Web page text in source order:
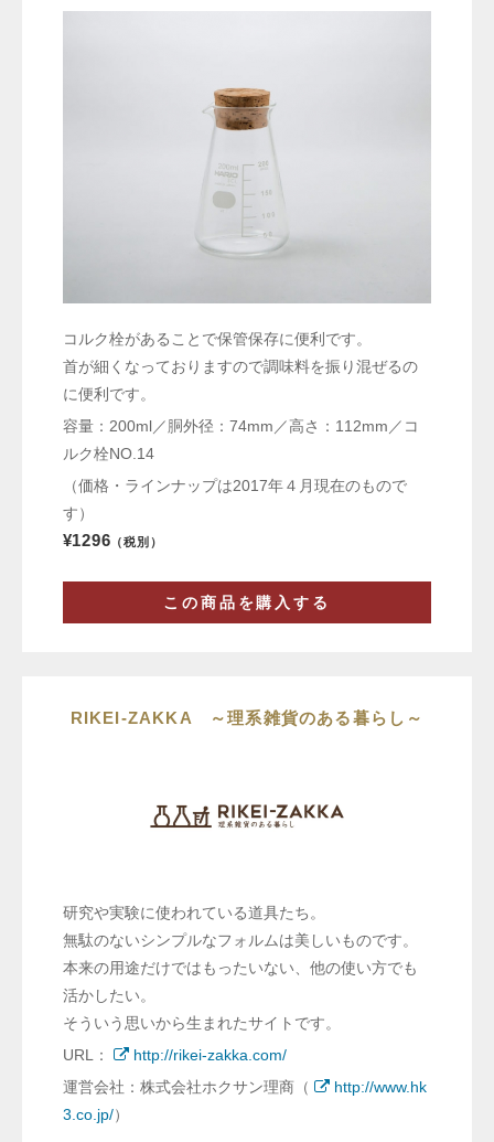
コルク栓があることで保管保存に便利です。
首が細くなっておりますので調味料を振り混ぜるの
に便利です。
容量：200ml／胴外径：74mm／高さ：112mm／コ
ルク栓NO.14
（価格・ラインナップは2017年４月現在のもので
す）
¥1296 （税別）
この商品を購入する
RIKEI-ZAKKA ～理系雑貨のある暮らし～
研究や実験に使われている道具たち。
無駄のないシンプルなフォルムは美しいものです。
本来の用途だけではもったいない、他の使い方でも
活かしたい。
そういう思いから生まれたサイトです。
URL：
http://rikei-zakka.com/
運営会社：株式会社ホクサン理商（
http://www.hk
3.co.jp/）